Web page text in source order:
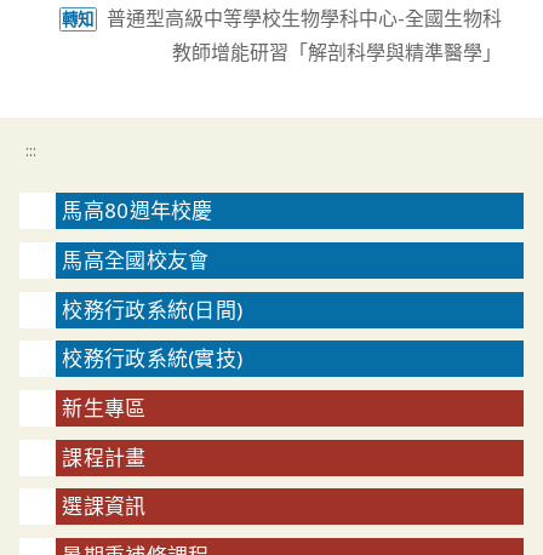
轉知
普通型高級中等學校生物學科中心-全國生物科
教師增能研習「解剖科學與精準醫學」
:::
馬高80週年校慶
馬高全國校友會
校務行政系統(日間)
校務行政系統(實技)
新生專區
課程計畫
選課資訊